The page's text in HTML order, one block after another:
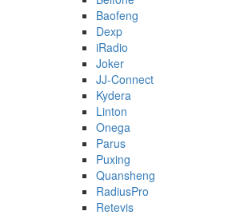
Baofeng
Dexp
iRadio
Joker
JJ-Connect
Kydera
Linton
Onega
Parus
Puxing
Quansheng
RadiusPro
Retevis